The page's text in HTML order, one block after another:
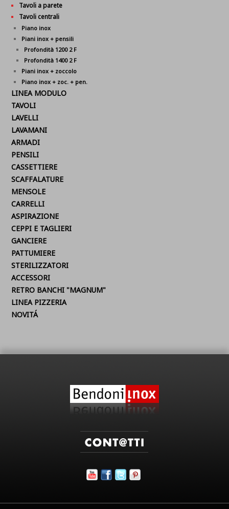
Tavoli a parete
Tavoli centrali
Piano inox
Piani inox + pensili
Profondità 1200 2 F
Profondità 1400 2 F
Piani inox + zoccolo
Piano inox + zoc. + pen.
LINEA MODULO
TAVOLI
LAVELLI
LAVAMANI
ARMADI
PENSILI
CASSETTIERE
SCAFFALATURE
MENSOLE
CARRELLI
ASPIRAZIONE
CEPPI E TAGLIERI
GANCIERE
PATTUMIERE
STERILIZZATORI
ACCESSORI
RETRO BANCHI "MAGNUM"
LINEA PIZZERIA
NOVITÁ